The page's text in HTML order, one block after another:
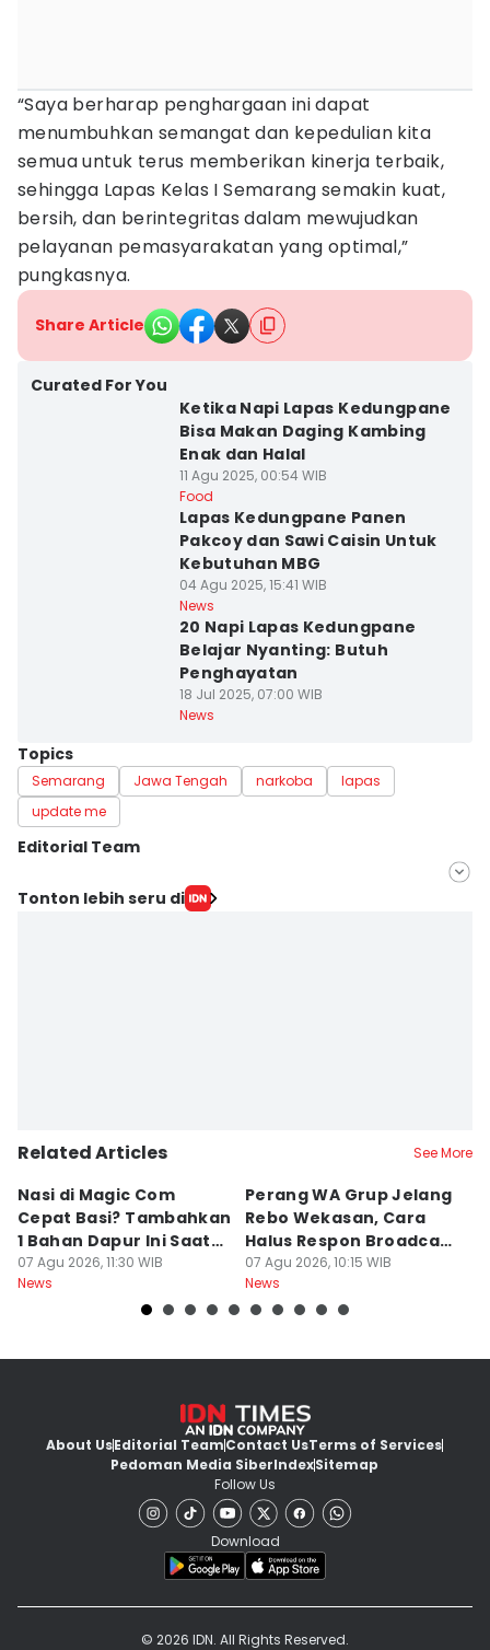
“Saya berharap penghargaan ini dapat
menumbuhkan semangat dan kepedulian kita
semua untuk terus memberikan kinerja terbaik,
sehingga Lapas Kelas I Semarang semakin kuat,
bersih, dan berintegritas dalam mewujudkan
pelayanan pemasyarakatan yang optimal,”
pungkasnya.
Share Article
Curated For You
Ketika Napi Lapas Kedungpane
Bisa Makan Daging Kambing
Enak dan Halal
11 Agu 2025, 00:54 WIB
Food
Lapas Kedungpane Panen
Pakcoy dan Sawi Caisin Untuk
Kebutuhan MBG
04 Agu 2025, 15:41 WIB
News
20 Napi Lapas Kedungpane
Belajar Nyanting: Butuh
Penghayatan
18 Jul 2025, 07:00 WIB
News
Topics
Semarang Jawa Tengah narkoba
lapas
update me
Editorial Team
Editor
Tonton lebih seru di
Related Articles See More
Nasi di Magic Com
Cepat Basi? Tambahkan
1 Bahan Dapur Ini Saat
Menanak, Awet 2 Hari
07 Agu 2026, 11:30 WIB
News
Perang WA Grup Jelang
Rebo Wekasan, Cara
Halus Respon Broadcast
Parno
07 Agu 2026, 10:15 WIB
News
About UsEditorial TeamContact UsTerms of Services
Pedoman Media SiberIndexSitemap
Follow Us
Download
© 2026 IDN. All Rights Reserved.